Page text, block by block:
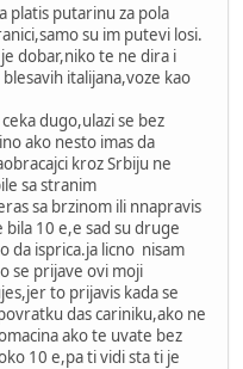
platis putarinu za pola
su im putevi losi.
dobar,niko te ne dira i
italijana,voze kao
dugo,ulazi se bez
ako nesto imas da
kroz Srbiju ne
sa stranim
sa brzinom ili nnapravis
10 e,e sad su druge
da isprica.ja licno nisam
se prijave ovi moji
to prijavis kada se
das cariniku,ako ne
ako te uvate bez
10 e,pa ti vidi sta ti je